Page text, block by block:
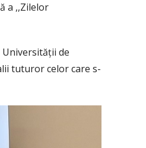
a ,,Zilelor
Universităţii de
tuturor celor care s-